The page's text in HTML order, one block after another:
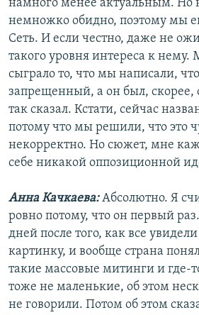
намного менее актуальным. Но
немножко обидно, поэтому мы
Сеть. И если честно, даже не
такого уровня интереса к нему.
сыграло то, что мы написали,
запрещенный, а он был,
так сказал. Кстати, сейчас
потому что мы решили, что это
некорректно. Но сюжет, мне
себе никакой оппозиционной
Анна Качкаева:Абсолютно. Я
ровно потому, что он первый
дней после того, как все увидели
картинку, и вообще страна
такие массовые митинги и где-
тоже не маленькие, об этом
не говорили. Потом об этом